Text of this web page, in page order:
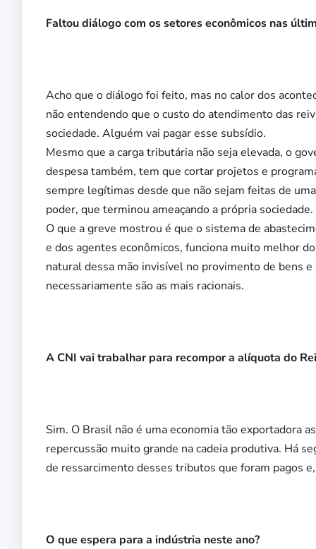
Faltou diálogo com os setores econômicos nas
Acho que o diálogo foi feito, mas no calor dos
não entendendo que o custo do atendimento das
sociedade. Alguém vai pagar esse subsídio.
Mesmo que a carga tributária não seja elevada, o
despesa também, tem que cortar projetos e
sempre legítimas desde que não sejam feitas de
poder, que terminou ameaçando a própria sociedade.
O que a greve mostrou é que o sistema de
e dos agentes econômicos, funciona muito melhor
natural dessa mão invisível no provimento de bens
necessariamente são as mais racionais.
A CNI vai trabalhar para recompor a alíquota do
Sim. O Brasil não é uma economia tão exportadora
repercussão muito grande na cadeia produtiva. Há
de ressarcimento desses tributos que foram pagos
O que espera para a indústria neste ano?